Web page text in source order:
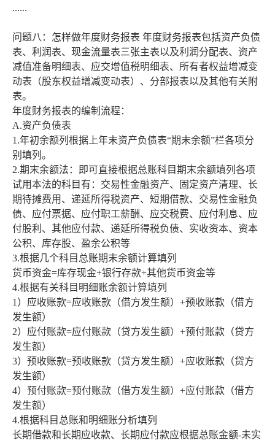
......
问题八：怎样做年度财务报表 年度财务报表包括资产负债
表、利润表、现金流量表三张主表以及利润分配表、资产
减值准备明细表、应交增值税明细表、所有者权益增减变
动表（股东权益增减变动表）、分部报表以及其他有关附
表。
年度财务报表的编制流程：
A.资产负债表
1.年初余额列根据上年末资产负债表“期末余额”栏各项分
别填列。
2.期末余额法：即可直接根据总账科目期末余额填列各项
试用本法的科目有：交易性金融资产、固定资产清理、长
期待摊费用、递延所得税资产、短期借款、交易性金融负
债、应付票据、应付职工薪酬、应交税费、应付利息、应
付股利、其他应付款、递延所得税负债、实收资本、资本
公积、库存股、盈余公积等
3.根据几个科目总账期末余额计算填列
货币资金=库存现金+银行存款+其他货币资金等
4.根据有关科目明细账余额计算填列
1）应收账款=应收账款（借方发生额）+预收账款（借方
发生额）
2）应付账款=应付账款（贷方发生额）+预付账款（贷方
发生额）
3）预收账款=预收账款（贷方发生额）+应收账款（贷方
发生额）
4）预付账款=预付账款（借方发生额）+应付账款（借方
发生额）
4.根据科目总账和明细账分析填列
长期借款和长期应收款、长期应付款应根据总账金额-未实